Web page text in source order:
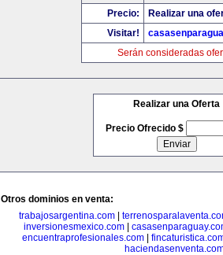
Precio:
Realizar una
Visitar!
Serán consideradas
Realizar una Oferta
Precio Ofrecido $
Otros dominios en venta:
trabajosargentina.com
inversionesmexico.com
encuentraprofesionales.com